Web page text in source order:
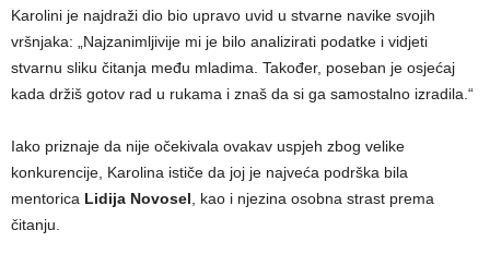
Karolini je najdraži dio bio upravo uvid u stvarne navike svojih
vršnjaka: „Najzanimljivije mi je bilo analizirati podatke i vidjeti
stvarnu sliku čitanja među mladima. Također, poseban je osjećaj
kada držiš gotov rad u rukama i znaš da si ga samostalno izradila.“
Iako priznaje da nije očekivala ovakav uspjeh zbog velike
konkurencije, Karolina ističe da joj je najveća podrška bila
mentorica Lidija Novosel, kao i njezina osobna strast prema
čitanju.